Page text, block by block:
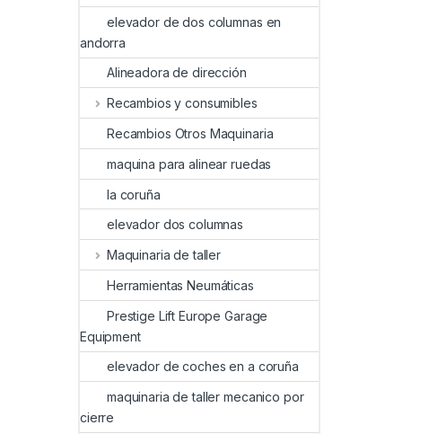
elevador de dos columnas en
andorra
Alineadora de dirección
Recambios y consumibles
Recambios Otros Maquinaria
maquina para alinear ruedas
la coruña
elevador dos columnas
Maquinaria de taller
Herramientas Neumáticas
Prestige Lift Europe Garage
Equipment
elevador de coches en a coruña
maquinaria de taller mecanico por
cierre